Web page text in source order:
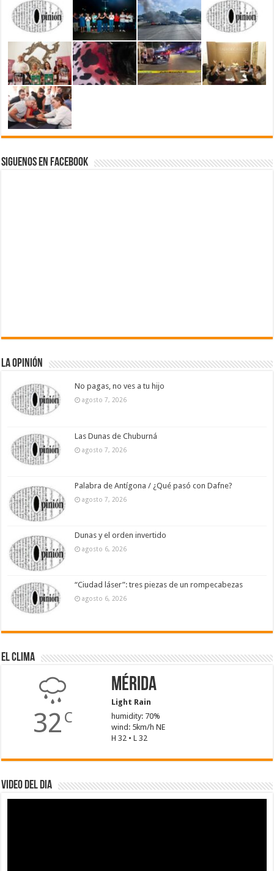
Siguenos en Facebook
La Opinión
No pagas, no ves a tu hijo
agosto 7, 2026
Las Dunas de Chuburná
agosto 7, 2026
Palabra de Antígona / ¿Qué pasó con Dafne?
agosto 7, 2026
Dunas y el orden invertido
agosto 6, 2026
“Ciudad láser”: tres piezas de un rompecabezas
agosto 6, 2026
El Clima
32 C
Mérida
Light Rain
humidity: 70%
wind: 5km/h NE
H 32 • L 32
Video del dia